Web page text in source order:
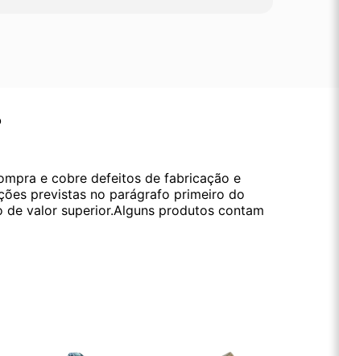
e cobre defeitos de fabricação e
previstas no parágrafo primeiro do
valor superior.Alguns produtos contam